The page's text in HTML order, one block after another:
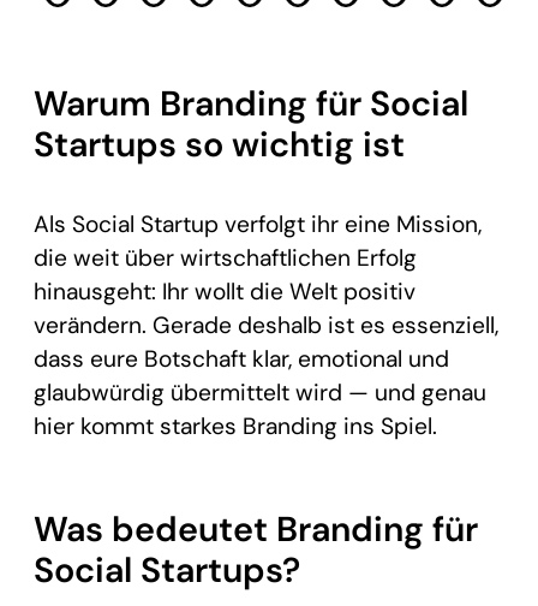
Warum Branding für Social
Startups so wichtig ist
Als Social Startup verfolgt ihr eine Mission,
die weit über wirtschaftlichen Erfolg
hinausgeht: Ihr wollt die Welt positiv
verändern. Gerade deshalb ist es essenziell,
dass eure Botschaft klar, emotional und
glaubwürdig übermittelt wird — und genau
hier kommt starkes Branding ins Spiel.
Was bedeutet Branding für
Social Startups?